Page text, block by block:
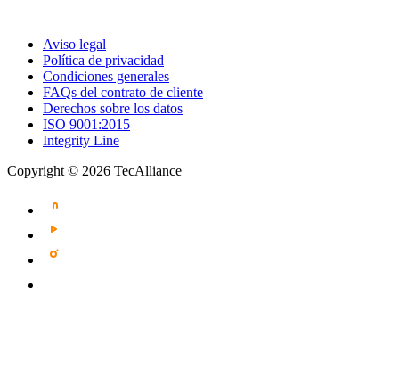
Aviso legal
Política de privacidad
Condiciones generales
FAQs del contrato de cliente
Derechos sobre los datos
ISO 9001:2015
Integrity Line
Copyright © 2026 TecAlliance